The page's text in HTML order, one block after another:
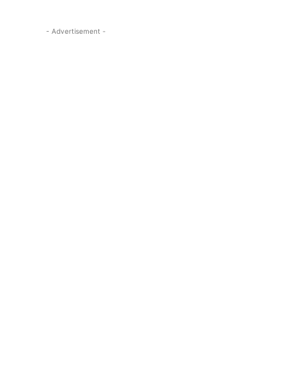
- Advertisement -